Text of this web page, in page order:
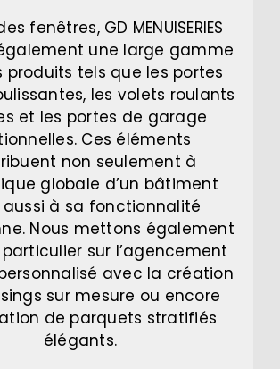
fenêtres, GD MENUISERIES
une large gamme
produits tels que les portes
les volets roulants
et les portes de garage
Ces éléments
non seulement à
globale d’un bâtiment
à sa fonctionnalité
Nous mettons également
sur l’agencement
avec la création
sur mesure ou encore
de parquets stratifiés
élégants.